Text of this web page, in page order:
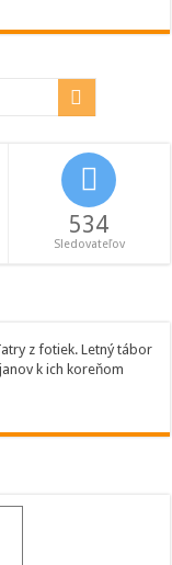
534
Sledovateľov
z fotiek. Letný tábor
k ich koreňom